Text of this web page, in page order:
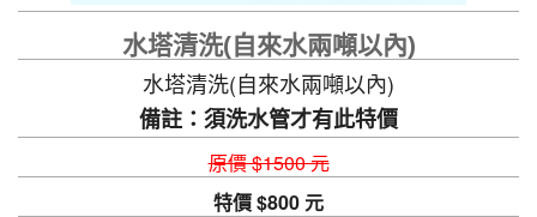
水塔清洗(自來水兩噸以內)
水塔清洗(自來水兩噸以內)
備註：須洗水管才有此特價
原價 $1500 元
特價 $800 元